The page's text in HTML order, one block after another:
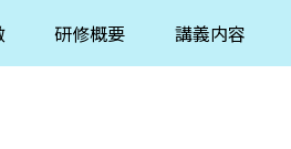
研修概要 講義内容